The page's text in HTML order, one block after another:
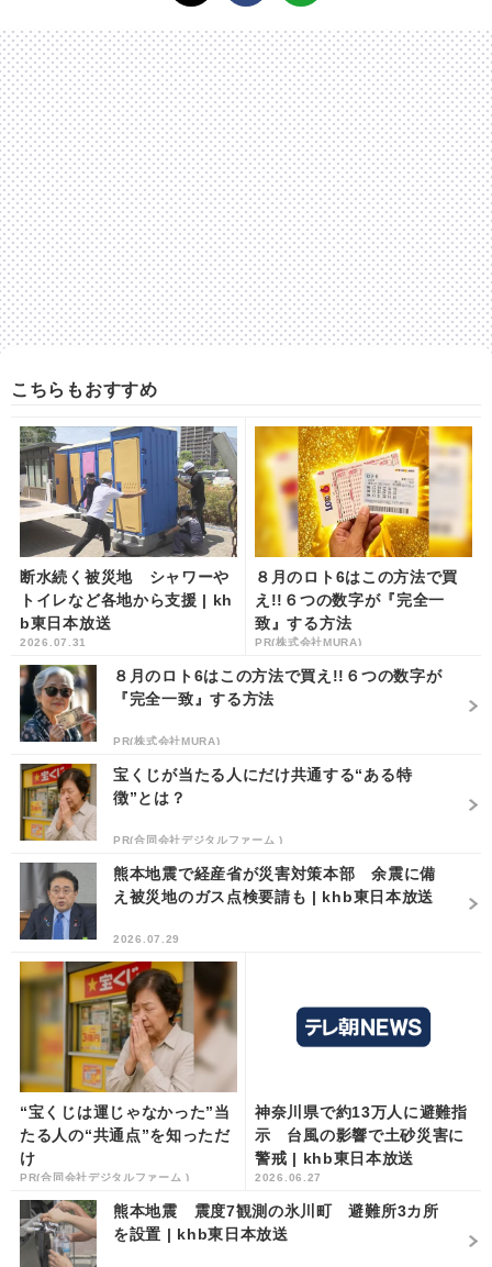
こちらもおすすめ
断水続く被災地 シャワーや
トイレなど各地から支援 | kh
b東日本放送
2026.07.31
８月のロト6はこの方法で買
え!!６つの数字が『完全一
致』する方法
PR(株式会社MURA)
８月のロト6はこの方法で買え!!６つの数字が
『完全一致』する方法
PR(株式会社MURA)
宝くじが当たる人にだけ共通する“ある特
徴”とは？
PR(合同会社デジタルファーム )
熊本地震で経産省が災害対策本部 余震に備
え被災地のガス点検要請も | khb東日本放送
2026.07.29
“宝くじは運じゃなかった”当
たる人の“共通点”を知っただ
け
PR(合同会社デジタルファーム )
神奈川県で約13万人に避難指
示 台風の影響で土砂災害に
警戒 | khb東日本放送
2026.06.27
熊本地震 震度7観測の氷川町 避難所3カ所
を設置 | khb東日本放送